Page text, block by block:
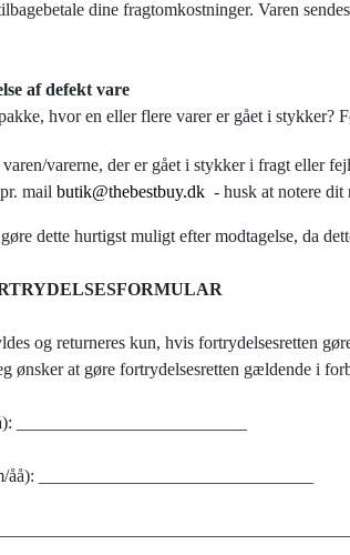
dine fragtomkostninger. Varen
af defekt vare
hvor en eller flere varer er gået i stykker?
varerne, der er gået i stykker i fragt eller
mail butik@thebestbuy.dk - husk at notere dit
dette hurtigst muligt efter modtagelse, da
og returneres kun, hvis fortrydelsesretten
ønsker at gøre fortrydelsesretten gældende i
__________________________
_______________________________